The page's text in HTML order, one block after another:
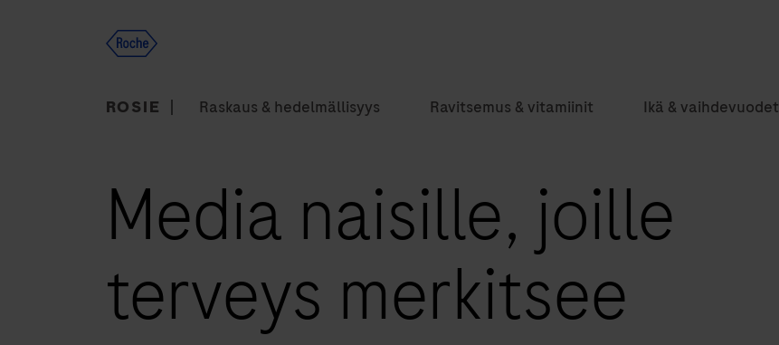
ROSIE Raskaus & hedelmällisyys Ravitsemus & vitamiinit Ikä & vaihdevuodet
Media naisille, joille
terveys merkitsee